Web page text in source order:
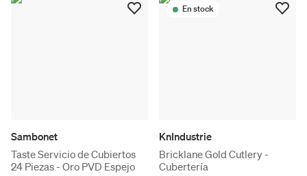
Sambonet
Taste Servicio de Cubiertos
24 Piezas - Oro PVD Espejo
En stock
KnIndustrie
Bricklane Gold Cutlery -
Cubertería